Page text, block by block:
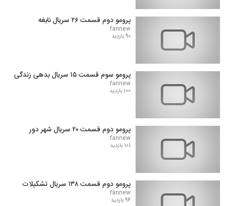
پرومو دوم قسمت ۲۶ سریال نابغه
fannew
90 بازدید
پرومو سوم قسمت ۱۵ سریال بدهی زندگی
fannew
100 بازدید
پرومو دوم قسمت ۲۰ سریال شهر دور
fannew
101 بازدید
پرومو دوم قسمت ۱۳۸ سریال تشکیلات
fannew
96 بازدید